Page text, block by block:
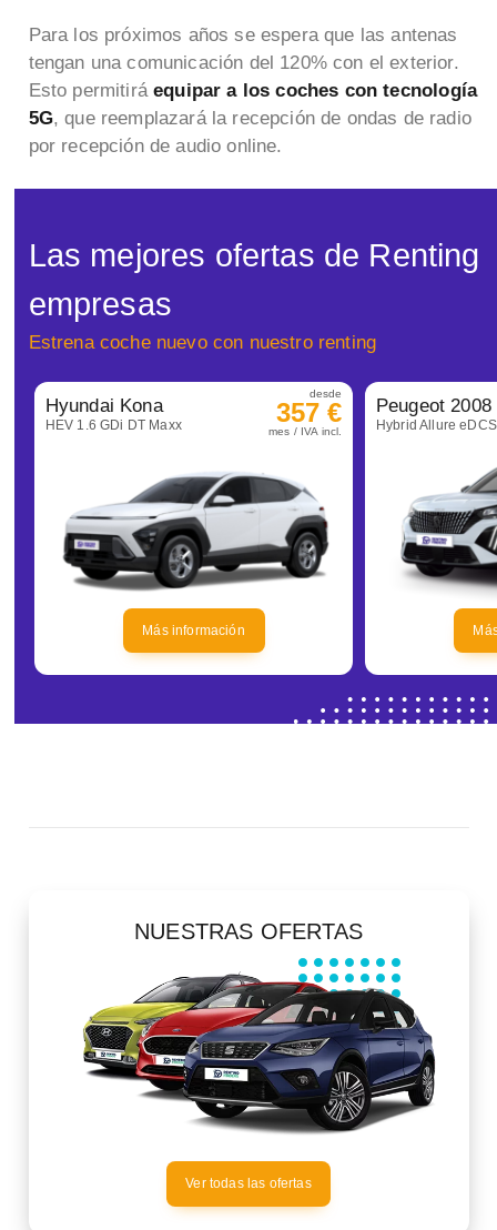
Para los próximos años se espera que las antenas
tengan una comunicación del 120% con el exterior.
Esto permitiráequipar a los coches con tecnología
5G, que reemplazará la recepción de ondas de radio
por recepción de audio online.
Las mejores ofertas de Renting
empresas
Estrena coche nuevo con nuestro renting
Hyundai Kona
HEV 1.6 GDi DT Maxx
desde
357 €
mes / IVA incl.
Más información
Peugeot 2008
Hybrid Allure
NUESTRAS OFERTAS
Ver todas las ofertas